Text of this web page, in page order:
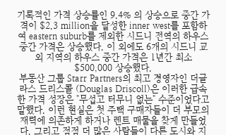
기록적인 가격 상승률인 9.4% 의 상승으로 중간 가
격이 $2.3 million을 달성한 inner west를 포함하
여 eastern suburb를 제외한 시드니 전역의 하우스
중간 가격은 상승했다. 이 외에도 6개의 시드니 교
외 지역의 하우스 중간 가격은 1년간 최소
$500,000 상승했다.
부동산 그룹 Starr Partners의 최고 경영자인 더글
라스 드리스콜 (Douglas Driscoll)은 이러한 급속
한 가격 성장은 "무섭고 터무니 없는" 수준이었다고
말했다. 이런 현실은 첫 주택 구매자들이 더 부모의
재력에 의존하게 하거나 렌트 매물을 찾게 만들었
다. 그리고 점점 더 많은 사람들이 다른 도시와 지